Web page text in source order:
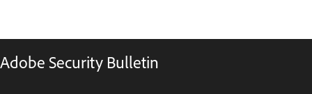
Adobe Security Bulletin